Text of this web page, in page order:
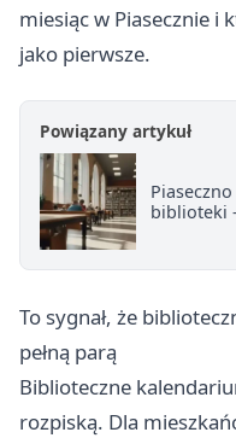
miesiąc w Piasecznie i
jako pierwsze.
Powiązany artykuł
biblioteki
To sygnał, że
pełną parą
Biblioteczne
rozpiską. Dla